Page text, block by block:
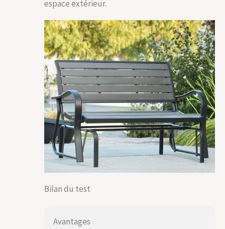
espace extérieur.
Bilan du test
Avantages